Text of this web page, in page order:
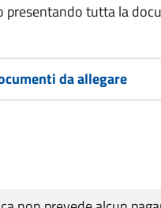
presentando tutta la
da allegare